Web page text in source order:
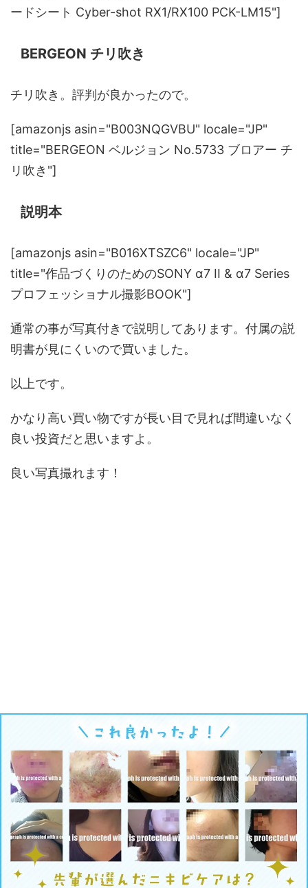
ードシート Cyber-shot RX1/RX100 PCK-LM15"]
BERGEON チリ吹き
チリ吹き。評判が良かったので。
[amazonjs asin="B003NQGVBU" locale="JP"
title="BERGEON ベルジョン No.5733 ブロアー チ
リ吹き"]
説明本
[amazonjs asin="B016XTSZC6" locale="JP"
title="作品づくりのためのSONY α7 II & α7 Series
プロフェッショナル撮影BOOK"]
通常の事が写真付きで説明してあります。付属の説
明書が見にくいので買いました。
以上です。
かなり高い買い物ですが長い目で見れば間違いなく
良い投資だと思いますよ。
良い写真撮れます！